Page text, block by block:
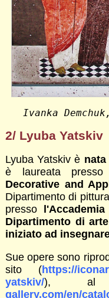
Ivanka
2/ Lyuba Yatskiv
Lyuba Yatskiv è
è laureata
Decorative and
Dipartimento di
presso
Dipartimento di
iniziato ad
Sue opere sono
sito (https://
yatskiv/),
gallery.com/en/